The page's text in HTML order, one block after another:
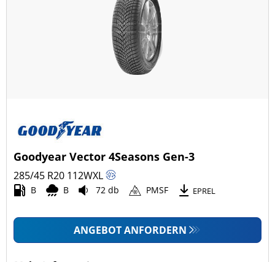
Goodyear Vector 4Seasons Gen-3
285/45 R20 112WXL
B B 72 db PMSF EPREL
ANGEBOT ANFORDERN